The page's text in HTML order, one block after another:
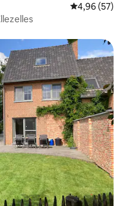
Évaluation
4,96 (57)
appréciés